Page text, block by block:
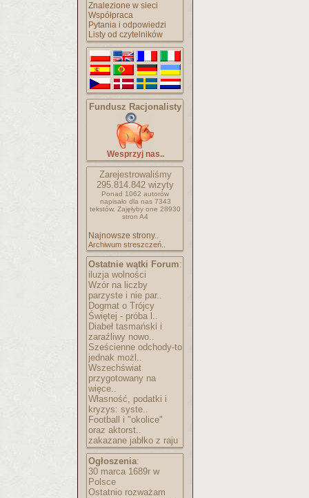
Znalezione w sieci
Współpraca
Pytania i odpowiedzi
Listy od czytelników
Fundusz Racjonalisty
Wesprzyj nas..
Zarejestrowaliśmy
295.814.842 wizyty
Ponad 1062 autorów
napisało dla nas 7343
tekstów. Zajęłyby one 28930
stron A4
Najnowsze strony..
Archiwum streszczeń..
Ostatnie wątki Forum:
iluzja wolności
Wzór na liczby
parzyste i nie par..
Dogmat o Trójcy
Świętej - próba l..
Diabeł tasmański i
zaraźliwy nowo..
Sześcienne odchody-to
jednak możl..
Wszechświat
przygotowany na
więce..
Własność, podatki i
kryzys: syste..
Football i "okolice"
oraz aktorst..
zakazane jabłko z raju
Ogłoszenia:
30 marca 1689r w
Polsce
Ostatnio rozważam